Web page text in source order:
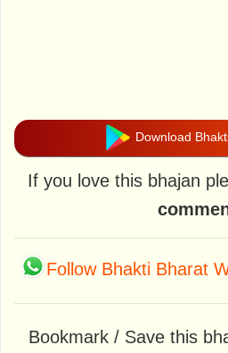
Download
If you love this bhajan
Follow Bhakti Bharat
Bookmark / Save this